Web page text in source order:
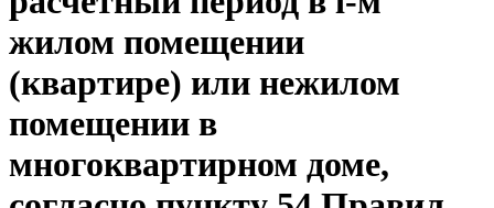
жилом помещении
(квартире) или нежилом
помещении в
многоквартирном доме,